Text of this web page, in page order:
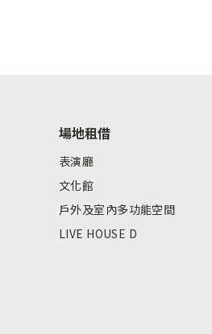
場地租借
表演廳
文化館
戶外及室內多功能空間
LIVE HOUSE D